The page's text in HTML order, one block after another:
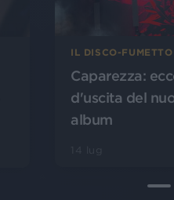
IL DISCO-FUMETTO
Caparezza:
d'uscita del
album